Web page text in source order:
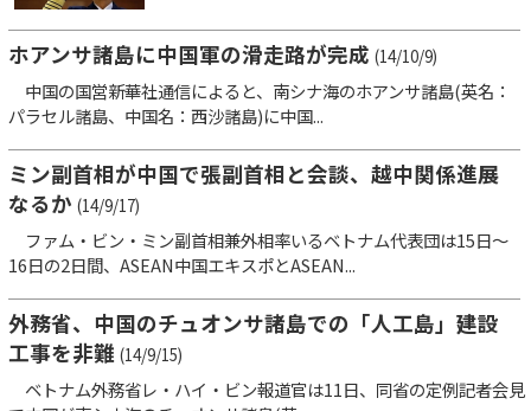
ホアンサ諸島に中国軍の滑走路が完成 (14/10/9)
中国の国営新華社通信によると、南シナ海のホアンサ諸島(英名：
パラセル諸島、中国名：西沙諸島)に中国...
ミン副首相が中国で張副首相と会談、越中関係進展
なるか (14/9/17)
ファム・ビン・ミン副首相兼外相率いるベトナム代表団は15日～
16日の2日間、ASEAN中国エキスポとASEAN...
外務省、中国のチュオンサ諸島での「人工島」建設
工事を非難 (14/9/15)
ベトナム外務省レ・ハイ・ビン報道官は11日、同省の定例記者会見